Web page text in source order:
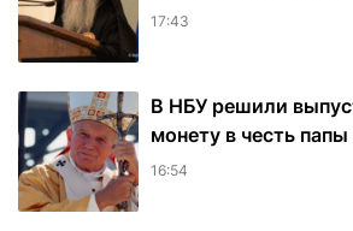
17:43
В НБУ решили
монету в честь
16:54